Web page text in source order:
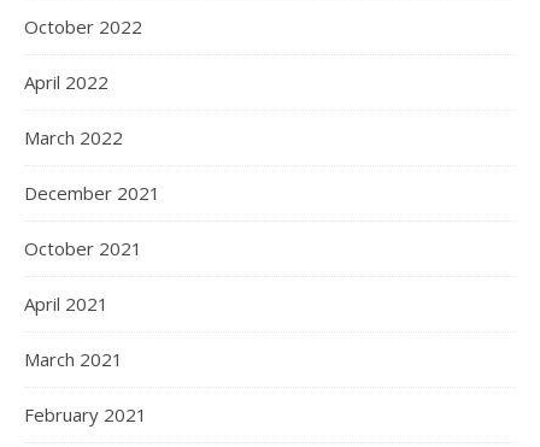
October 2022
April 2022
March 2022
December 2021
October 2021
April 2021
March 2021
February 2021